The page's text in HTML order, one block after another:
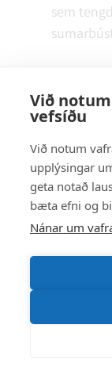
Við
vefsíðu
Við notum
upplýsingar
geta notað
bæta efni og
Nánar um
sem
skólar,
bókasöfn.
C - 1,65%
svo sem